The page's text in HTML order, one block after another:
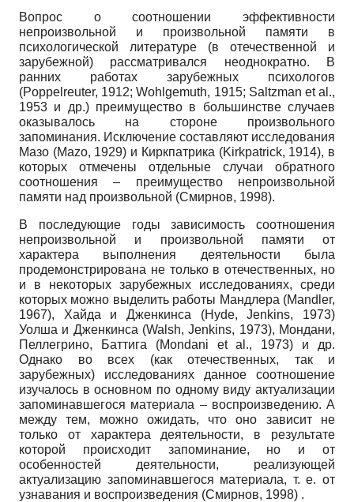
Вопрос о соотношении эффективности
непроизвольной и произвольной памяти в
психологической литературе (в отечественной и
зарубежной) рассматривался неоднократно. В
ранних работах зарубежных психологов
(Poppelreuter, 1912; Wohlgemuth, 1915; Saltzman et al.,
1953 и др.) преимущество в большинстве случаев
оказывалось на стороне произвольного
запоминания. Исключение составляют исследования
Мазо (Mazo, 1929) и Киркпатрика (Kirkpatrick, 1914), в
которых отмечены отдельные случаи обратного
соотношения – преимущество непроизвольной
памяти над произвольной (Смирнов, 1998).
В последующие годы зависимость соотношения
непроизвольной и произвольной памяти от
характера выполнения деятельности была
продемонстрирована не только в отечественных, но
и в некоторых зарубежных исследованиях, среди
которых можно выделить работы Мандлера (Mandler,
1967), Хайда и Дженкинса (Hyde, Jenkins, 1973)
Уолша и Дженкинса (Walsh, Jenkins, 1973), Мондани,
Пеллегрино, Баттига (Mondani et al., 1973) и др.
Однако во всех (как отечественных, так и
зарубежных) исследованиях данное соотношение
изучалось в основном по одному виду актуализации
запоминавшегося материала – воспроизведению. А
между тем, можно ожидать, что оно зависит не
только от характера деятельности, в результате
которой происходит запоминание, но и от
особенностей деятельности, реализующей
актуализацию запоминавшегося материала, т. е. от
узнавания и воспроизведения (Смирнов, 1998) .